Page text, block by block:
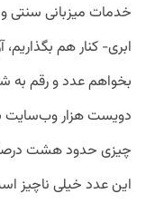
خدمات میزبانی سنتی
ابری- کنار هم
دویست هزار وب‌سایت
این عدد خیلی ناچیز